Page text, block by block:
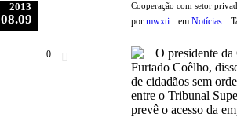
2013
08.09
0
Cooperação com setor
por mwxti em Notícias
O presidente
Furtado Coêlho,
de cidadãos sem
entre o Tribunal
prevê o acesso da